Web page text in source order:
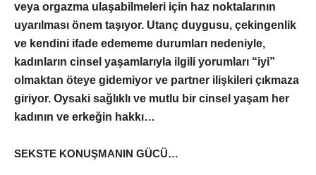
veya orgazma ulaşabilmeleri için haz noktalarının
uyarılması önem taşıyor. Utanç duygusu, çekingenlik
ve kendini ifade edememe durumları nedeniyle,
kadınların cinsel yaşamlarıyla ilgili yorumları “iyi”
olmaktan öteye gidemiyor ve partner ilişkileri çıkmaza
giriyor. Oysaki sağlıklı ve mutlu bir cinsel yaşam her
kadının ve erkeğin hakkı…
SEKSTE KONUŞMANIN GÜCÜ…